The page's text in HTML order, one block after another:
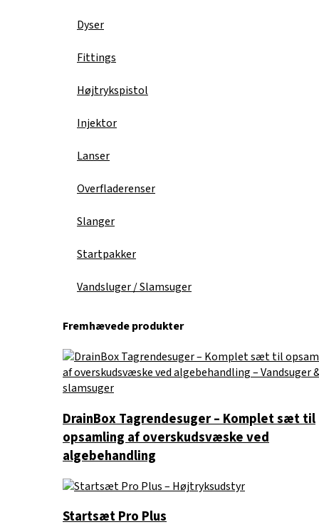
Dyser
Fittings
Højtrykspistol
Injektor
Lanser
Overfladerenser
Slanger
Startpakker
Vandsluger / Slamsuger
Fremhævede produkter
DrainBox Tagrendesuger – Komplet sæt til
opsamling af overskudsvæske ved
algebehandling
Startsæt Pro Plus